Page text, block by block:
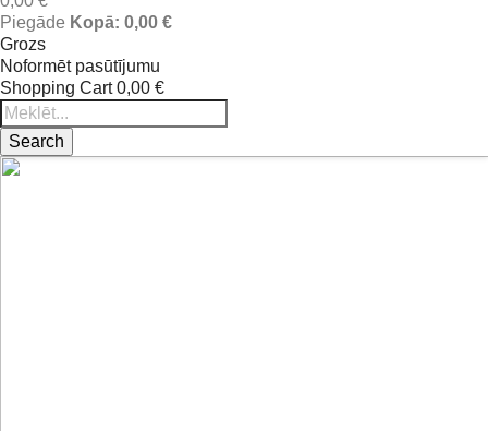
Piegāde Kopā: 0,00 €
Grozs
Noformēt pasūtījumu
Shopping Cart 0,00 €
Search